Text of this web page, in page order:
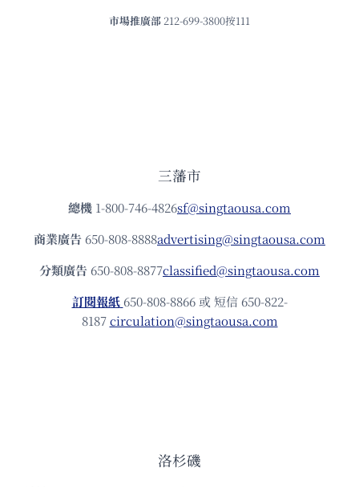
市場推廣部 212-699-3800按111
三藩市
總機 1-800-746-4826sf@singtaousa.com
商業廣告 650-808-8888advertising@singtaousa.com
分類廣告 650-808-8877classified@singtaousa.com
訂閱報紙 650-808-8866 或 短信 650-822-
8187circulation@singtaousa.com
洛杉磯